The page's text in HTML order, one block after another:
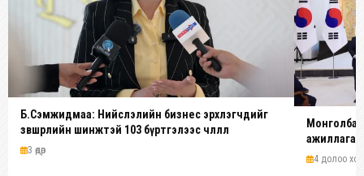
Б.Сэмжидмаа: Нийслэлийн бизнес эрхлэгчдийг
зөвшөөрлийн шинжтэй 103 бүртгэлээс чөлөөллөө
3 өдөр
4 долоо